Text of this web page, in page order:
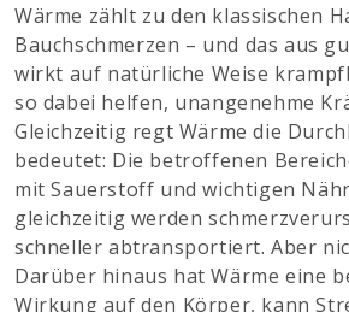
Wärme zählt zu den klassischen
Bauchschmerzen – und das aus
wirkt auf natürliche Weise
so dabei helfen, unangenehme
Gleichzeitig regt Wärme die
bedeutet: Die betroffenen
mit Sauerstoff und wichtigen
gleichzeitig werden
schneller abtransportiert. Aber
Darüber hinaus hat Wärme eine
Wirkung auf den Körper, kann